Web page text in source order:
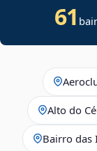
61
Alto do
Bairro das